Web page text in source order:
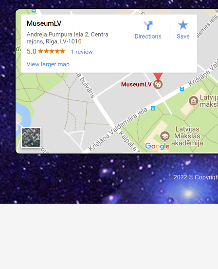
2022 ©